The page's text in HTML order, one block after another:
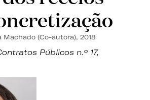
Machado (Co-autora), 2018
Públicos n.º 17,